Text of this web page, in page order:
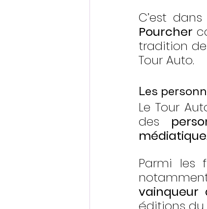
C’est
Pourcher
tradition de
Tour Auto.
Les
Le Tour
des
médiatique.
Parmi les
vainqueur